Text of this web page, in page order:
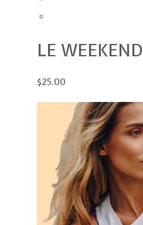
LE WEEKEND
$25.00